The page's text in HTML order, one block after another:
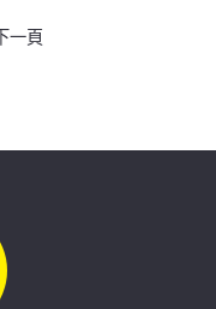
下一頁